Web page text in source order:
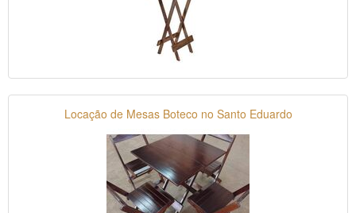
Locação de Mesas Boteco no Santo Eduardo